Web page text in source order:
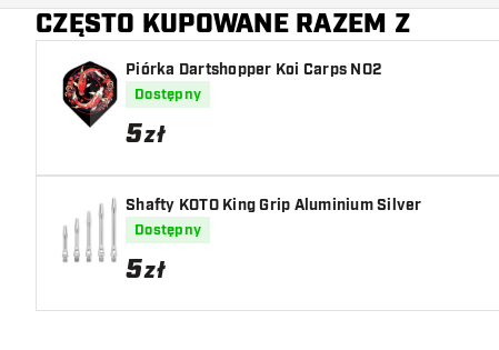
CZĘSTO KUPOWANE RAZEM Z
Piórka Dartshopper Koi Carps NO2
Dostępny
5zł
Shafty KOTO King Grip Aluminium Silver
Dostępny
5zł